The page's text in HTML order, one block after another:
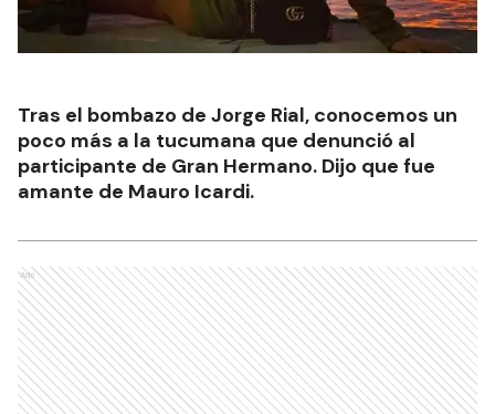
Tras el bombazo de Jorge Rial, conocemos un
poco más a la tucumana que denunció al
participante de Gran Hermano. Dijo que fue
amante de Mauro Icardi.
Ads